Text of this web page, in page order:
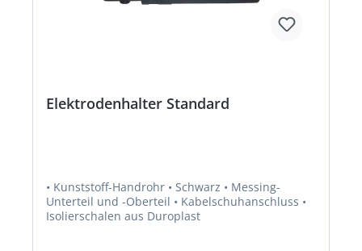
Elektrodenhalter Standard
• Kunststoff-Handrohr • Schwarz • Messing-
Unterteil und -Oberteil • Kabelschuhanschluss •
Isolierschalen aus Duroplast